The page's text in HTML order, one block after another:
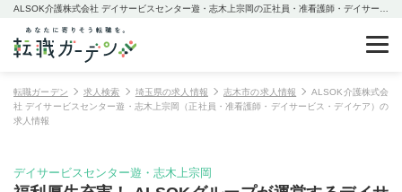
転職ガーデン 求人検索 埼玉県の求人情報 志木市の求人情報
ALSOK介護株式会
社 デイサービスセンター遊・志木上宗岡（正社員・准看護師・デイサービス・デイケア）の
求人情報
デイサービスセンター遊・志木上宗岡